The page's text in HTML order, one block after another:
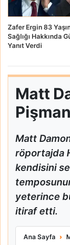
Zafer Ergin 83
Sağlığı Hakkında
Yanıt Verdi
Matt
Matt
röportajda
kendisini
yeterince
itiraf etti.
Ana Sayfa
Matt Damon